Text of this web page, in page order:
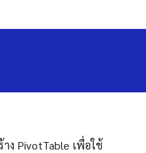
ง PivotTable เพื่อใช้